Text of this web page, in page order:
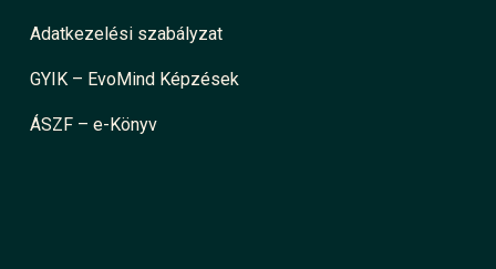
Adatkezelési szabályzat
GYIK – EvoMind Képzések
ÁSZF – e-Könyv